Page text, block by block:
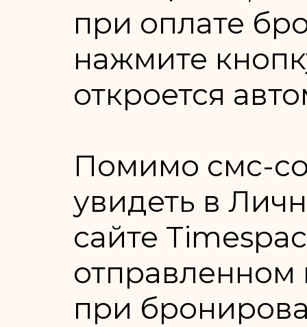
при оплате
нажмите
откроется
Помимо смс-
увидеть в
сайте
отправленном
при